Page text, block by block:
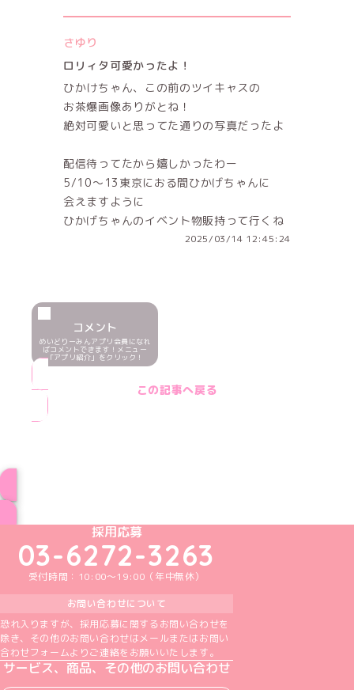
さゆり
ロリィタ可愛かったよ！
ひかけちゃん、この前のツイキャスの
お茶爆画像ありがとね！
絶対可愛いと思ってた通りの写真だったよ
配信待ってたから嬉しかったわー
5/10〜13東京におる間ひかげちゃんに
会えますように
ひかげちゃんのイベント物販持って行くね
2025/03/14 12:45:24
コメント
めいどりーみんアプリ会員になれ
ばコメントできます！メニュー
「アプリ紹介」をクリック！
この記事へ戻る
めいどりーみんTikTok公式アカウント
めいどりーみんX公式アカウント
めいどりーみんInstagram公式アカウント
めいどりーみんFacebook公式アカウン
めいどりーみんYouTube公式アカ
採用応募
03-6272-3263
受付時間：10:00～19:00（年中無休）
お問い合わせについて
恐れ入りますが、採用応募に関するお問い合わせを
除き、その他のお問い合わせはメールまたはお問い
合わせフォームよりご連絡をお願いいたします。
サービス、商品、その他のお問い合わせ